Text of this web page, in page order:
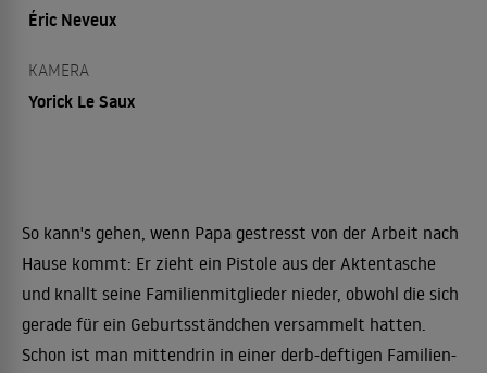
Éric Neveux
KAMERA
Yorick Le Saux
So kann's gehen, wenn Papa gestresst von der Arbeit nach
Hause kommt: Er zieht ein Pistole aus der Aktentasche
und knallt seine Familienmitglieder nieder, obwohl die sich
gerade für ein Geburtsständchen versammelt hatten.
Schon ist man mittendrin in einer derb-deftigen Familien-